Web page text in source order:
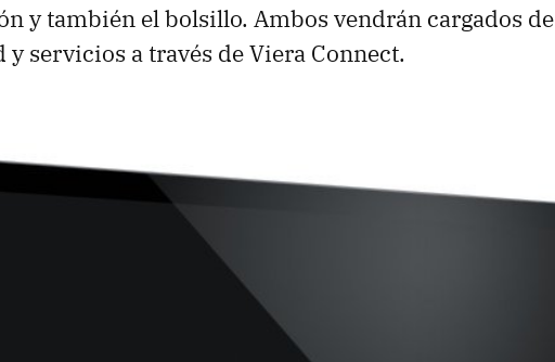
y también el bolsillo. Ambos vendrán cargados de
servicios a través de Viera Connect.